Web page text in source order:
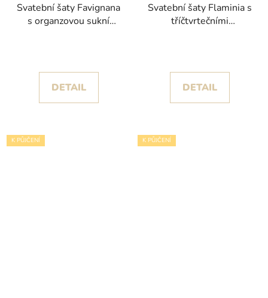
Svatební šaty Favignana
s organzovou sukní
DETAIL
Svatební šaty Flaminia s
tříčtvrtečními
DETAIL
K PŮJČENÍ K PŮJČENÍ